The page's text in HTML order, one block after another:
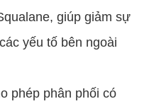
giúp giảm sự
yếu tố bên ngoài
phép phân phối có